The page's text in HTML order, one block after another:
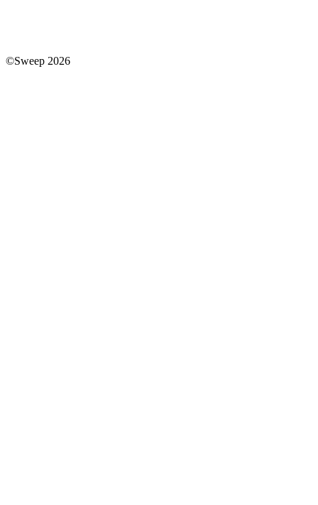
©Sweep 2026